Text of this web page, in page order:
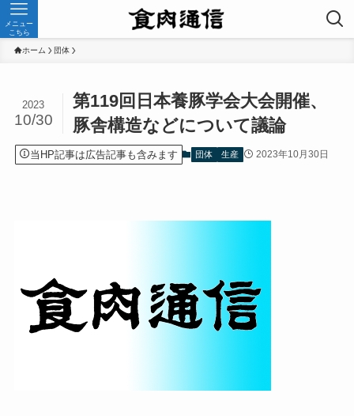
メニュー
こちら
ホーム 団体
第119回日本養豚学会大会開催、
豚舎構造などについて議論
2023
10/30
当HP記事は広告記事も含みます 団体 生産 2023年10月30日